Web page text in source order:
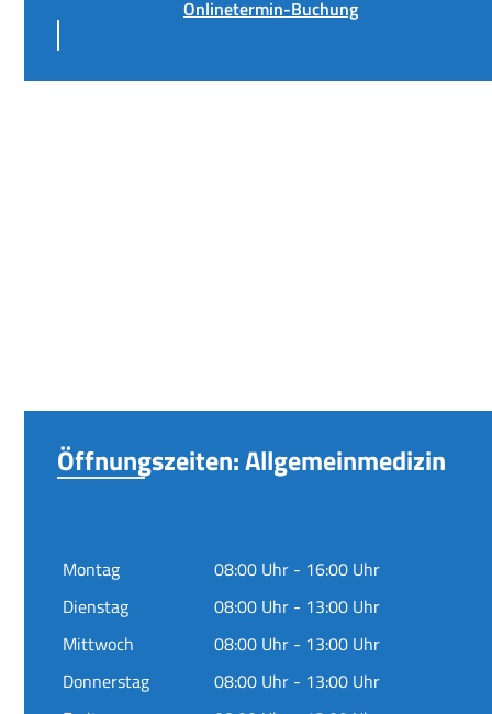
Onlinetermin-Buchung
Öffnungszeiten: Allgemeinmedizin
Montag
08:00 Uhr - 16:00 Uhr
Dienstag
08:00 Uhr - 13:00 Uhr
Mittwoch
08:00 Uhr - 13:00 Uhr
Donnerstag
08:00 Uhr - 13:00 Uhr